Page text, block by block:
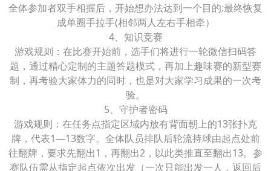
全体参加者双手相握后，开始想办法达到一个目的:最终恢复
成单圈手拉手(相邻两人左右手相牵）
4、知识竞赛
游戏规则：在比赛开始前，选手们将进行一轮微信扫码答
题，通过精心定制的主题答题模式，再加上趣味赛的新型赛
制，再考验大家体力的同时，也是对大家学习成果的一次考
验。
5、守护者密码
游戏规则：在任务点指定区域内放有背面朝上的13张扑克
牌，代表1—13数字。全体队员排队后轮流持球由起点处前
往翻牌，要求先翻出1，再翻出2，以此类推直至翻出13。参
赛队伍需从指定起点依次出发（一次只能出发一人，返回后